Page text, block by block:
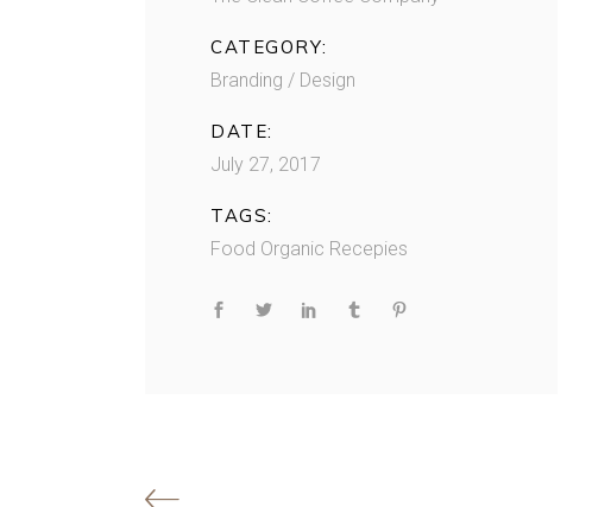
CATEGORY:
Branding / Design
DATE:
July 27, 2017
TAGS:
Food Organic Recepies